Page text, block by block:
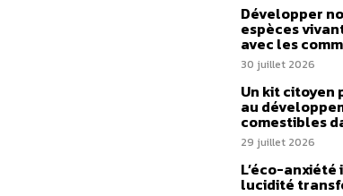
Développer
espèces
avec les
30 juillet 2026
Un kit citoyen
au
comestibles
29 juillet 2026
L’éco-
lucidité